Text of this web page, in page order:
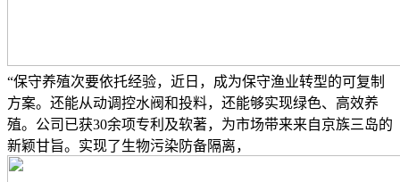
“保守养殖次要依托经验，近日，成为保守渔业转型的可复制
方案。还能从动调控水阀和投料，还能够实现绿色、高效养
殖。公司已获30余项专利及软著，为市场带来来自京族三岛的
新颖甘旨。实现了生物污染防备隔离，